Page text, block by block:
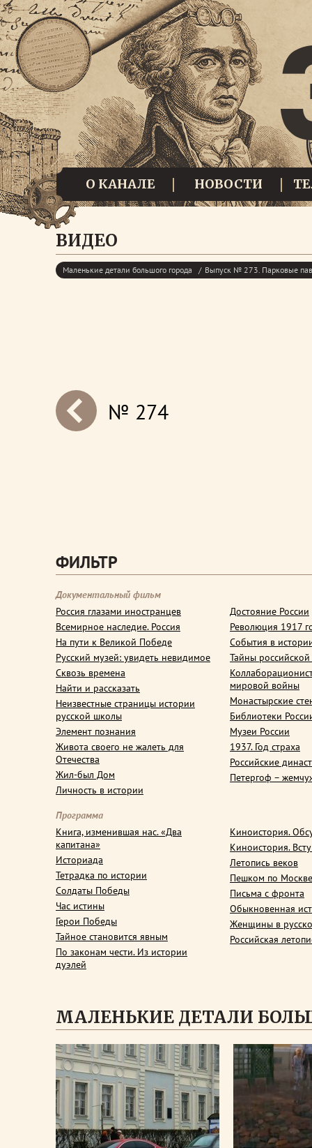
О КАНАЛЕ НОВОСТИ
ВИДЕО
Маленькие детали большого города Выпуск № 273. Парковые
next№ 274
ФИЛЬТР
Документальный фильм
Россия глазами иностранцев
Всемирное наследие. Россия
На пути к Великой Победе
Русский музей: увидеть невидимое
Сквозь времена
Найти и рассказать
Неизвестные страницы истории
русской школы
Элемент познания
Живота своего не жалеть для
Отечества
Жил-был Дом
Личность в истории
Достояние России
Революция 1917
События в
Тайны
мировой войны
Монастырские
Библиотеки
Музеи России
1937. Год страха
Российские
Петергоф –
Программа
Книга, изменившая нас. «Два
капитана»
Историада
Тетрадка по истории
Солдаты Победы
Час истины
Герои Победы
Тайное становится явным
По законам чести. Из истории
дуэлей
Киноистория.
Киноистория.
Летопись веков
Пешком по Москве
Письма с фронта
Обыкновенная
Женщины в
Российская
МАЛЕНЬКИЕ ДЕТАЛИ